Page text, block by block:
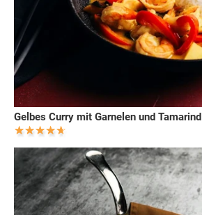
Gelbes Curry mit Garnelen und Tamarind